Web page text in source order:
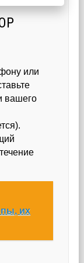
или
вашего
их